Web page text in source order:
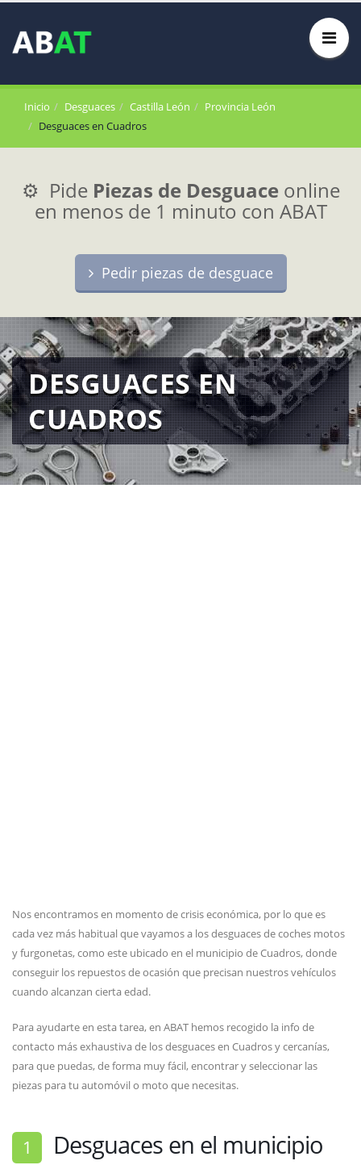
Inicio Desguaces Castilla León
Provincia León
Desguaces en Cuadros
⚙️ Pide Piezas de Desguace online
en menos de 1 minuto con ABAT
Pedir piezas de desguace
DESGUACES EN
CUADROS
Nos encontramos en momento de crisis económica, por lo que es
cada vez más habitual que vayamos a los desguaces de coches motos
y furgonetas, como este ubicado en el municipio de Cuadros, donde
conseguir los repuestos de ocasión que precisan nuestros vehículos
cuando alcanzan cierta edad.
Para ayudarte en esta tarea, en ABAT hemos recogido la info de
contacto más exhaustiva de los desguaces en Cuadros y cercanías,
para que puedas, de forma muy fácil, encontrar y seleccionar las
piezas para tu automóvil o moto que necesitas.
1 Desguaces en el municipio